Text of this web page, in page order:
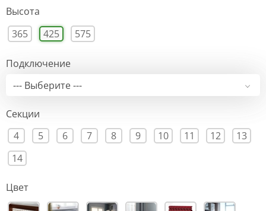
Высота
365
425 575
Подключение
--- Выберите ---
Секции
4
5 6 7 8 9 10 11 12
13
14
Цвет